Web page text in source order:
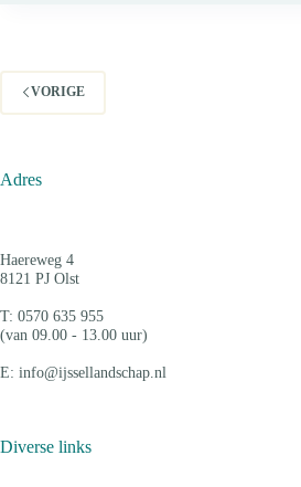
VORIGE
Adres
Haereweg 4
8121 PJ Olst
T: 0570 635 955
(van 09.00 - 13.00 uur)
E: info@ijssellandschap.nl
Diverse links